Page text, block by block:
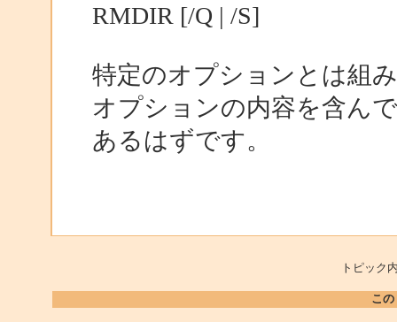
RMDIR [/Q | /S]
特定のオプションとは組
オプションの内容を含ん
あるはずです。
トピッ
こ